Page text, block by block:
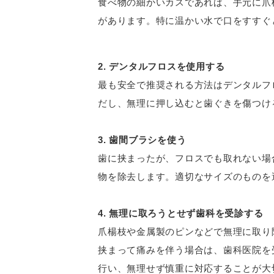
食べ物の細かいカスであれば、手元に
があります。特に温かい水で口をすす
2. デンタルフロスを使用する
最も安全で推奨される方法はデンタル
だし、無理に押し込むと歯ぐきを傷つ
3. 歯間ブラシを使う
歯に挟まったが、フロスでも取れない
物を除去します。適切なサイズのもの
4. 無理に取ろうとせず歯科を受診する
爪楊枝や金属製のピンなどで無理に取
挟まって痛みを伴う場合は、歯科医院
行い、無理せず慎重に対応することが大